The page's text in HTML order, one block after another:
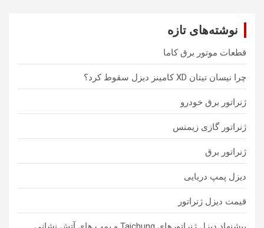
نوشته‌های تازه
قطعات موتور برق کاما
چرا نیسان تیتان XD کامینز دیزل سقوط کرد؟
ژنراتور برق خودرو
ژنراتور گازی زیمنس
ژنراتور برق
دیزل پمپ دریایی
قیمت دیزل ژنراتور